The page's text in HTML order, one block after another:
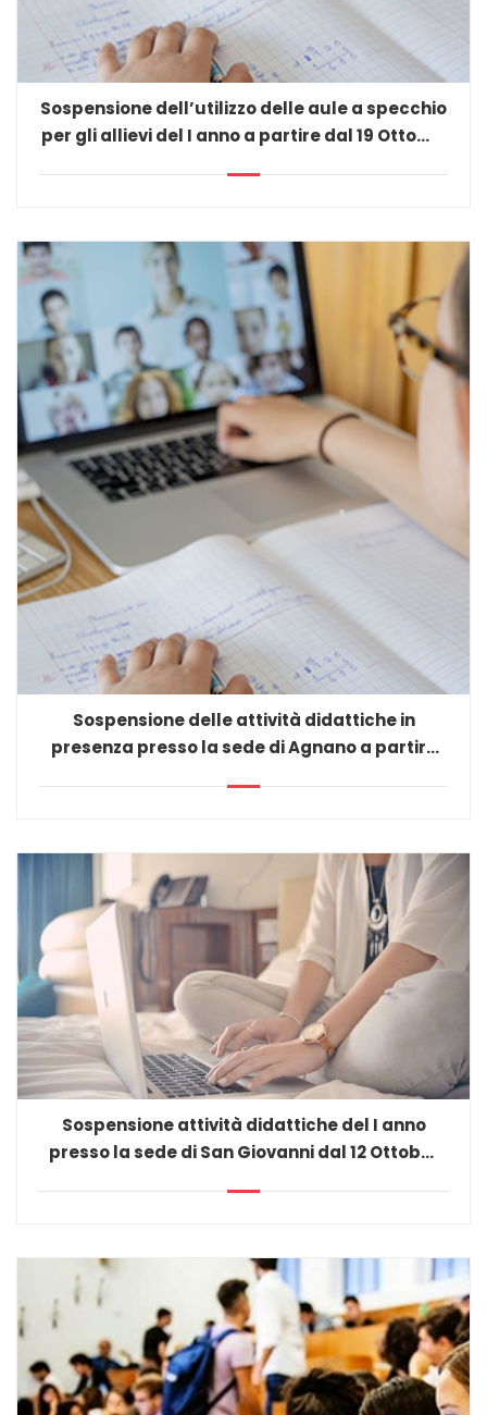
Sospensione dell’utilizzo delle aule a specchio
per gli allievi del I anno a partire dal 19 Ottobre
Sospensione delle attività didattiche in
presenza presso la sede di Agnano a partire
Sospensione attività didattiche del I anno
presso la sede di San Giovanni dal 12 Ottobre